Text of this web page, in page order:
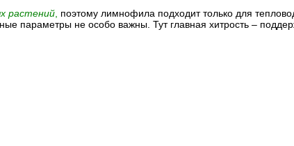
растений поэтому лимнофила подходит только для
параметры не особо важны. Тут главная хитрость –